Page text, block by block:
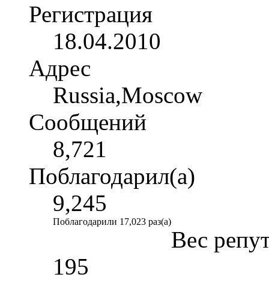
Регистрация
18.04.2010
Адрес
Russia,Moscow
Сообщений
8,721
Поблагодарил(а)
9,245
Поблагодарили 17,023 раз(а)
Вес
195